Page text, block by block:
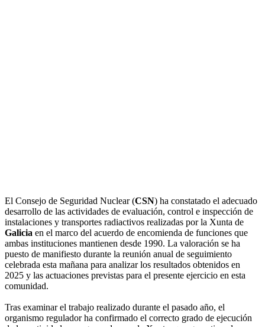
El Consejo de Seguridad Nuclear (CSN) ha constatado el adecuado
desarrollo de las actividades de evaluación, control e inspección de
instalaciones y transportes radiactivos realizadas por la Xunta de
Galicia en el marco del acuerdo de encomienda de funciones que
ambas instituciones mantienen desde 1990. La valoración se ha
puesto de manifiesto durante la reunión anual de seguimiento
celebrada esta mañana para analizar los resultados obtenidos en
2025 y las actuaciones previstas para el presente ejercicio en esta
comunidad.
Tras examinar el trabajo realizado durante el pasado año, el
organismo regulador ha confirmado el correcto grado de ejecución